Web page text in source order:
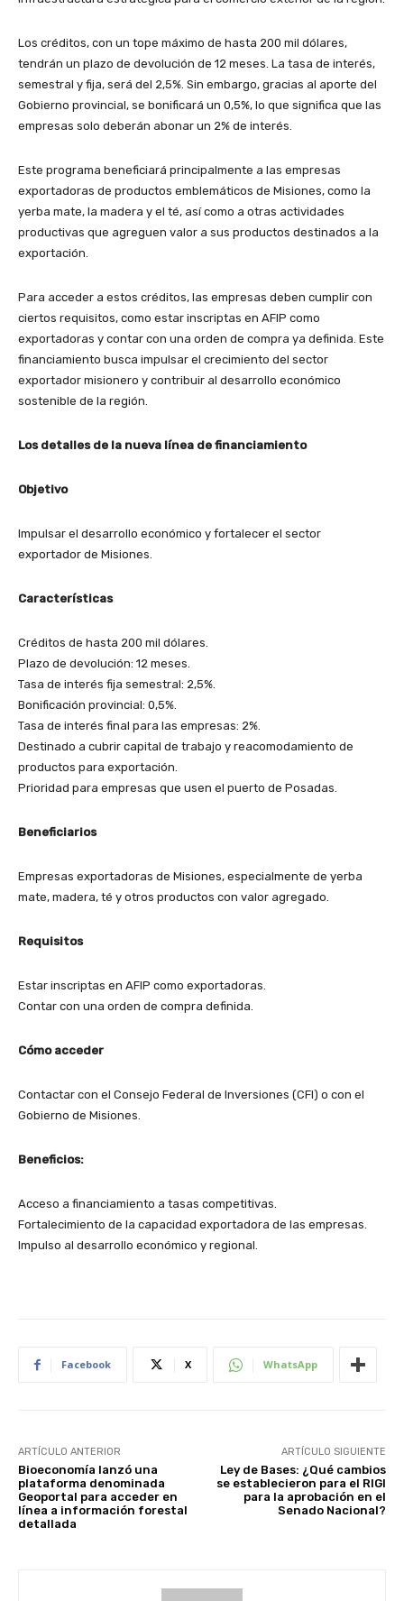
Los créditos, con un tope máximo de hasta 200 mil dólares,
tendrán un plazo de devolución de 12 meses. La tasa de interés,
semestral y fija, será del 2,5%. Sin embargo, gracias al aporte del
Gobierno provincial, se bonificará un 0,5%, lo que significa que las
empresas solo deberán abonar un 2% de interés.
Este programa beneficiará principalmente a las empresas
exportadoras de productos emblemáticos de Misiones, como la
yerba mate, la madera y el té, así como a otras actividades
productivas que agreguen valor a sus productos destinados a la
exportación.
Para acceder a estos créditos, las empresas deben cumplir con
ciertos requisitos, como estar inscriptas en AFIP como
exportadoras y contar con una orden de compra ya definida. Este
financiamiento busca impulsar el crecimiento del sector
exportador misionero y contribuir al desarrollo económico
sostenible de la región.
Los detalles de la nueva línea de financiamiento
Objetivo
Impulsar el desarrollo económico y fortalecer el sector
exportador de Misiones.
Características
Créditos de hasta 200 mil dólares.
Plazo de devolución: 12 meses.
Tasa de interés fija semestral: 2,5%.
Bonificación provincial: 0,5%.
Tasa de interés final para las empresas: 2%.
Destinado a cubrir capital de trabajo y reacomodamiento de
productos para exportación.
Prioridad para empresas que usen el puerto de Posadas.
Beneficiarios
Empresas exportadoras de Misiones, especialmente de yerba
mate, madera, té y otros productos con valor agregado.
Requisitos
Estar inscriptas en AFIP como exportadoras.
Contar con una orden de compra definida.
Cómo acceder
Contactar con el Consejo Federal de Inversiones (CFI) o con el
Gobierno de Misiones.
Beneficios:
Acceso a financiamiento a tasas competitivas.
Fortalecimiento de la capacidad exportadora de las empresas.
Impulso al desarrollo económico y regional.
Facebook X WhatsApp
ARTÍCULO ANTERIOR
Bioeconomía lanzó una
plataforma denominada
Geoportal para acceder en
línea a información forestal
detallada
ARTÍCULO SIGUIENTE
Ley de Bases: ¿Qué cambios
se establecieron para el RIGI
para la aprobación en el
Senado Nacional?